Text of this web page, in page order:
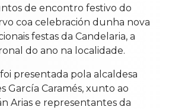
de encontro festivo do
coa celebración dunha nova
festas da Candelaria, a
do ano na localidade.
presentada pola alcaldesa
García Caramés, xunto ao
Arias e representantes da